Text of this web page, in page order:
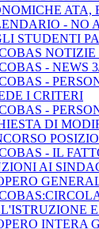
ATA,
- NO
STUDENTI
NOTIZIE
- NEWS
-
I CRITERI
-
DI
- IL
AI
INTERA